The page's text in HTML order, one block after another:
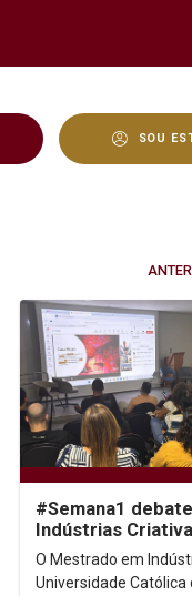
SOU
#Semana1
Indústrias
Pernambuco
O Mestrado em
Universidade Católica